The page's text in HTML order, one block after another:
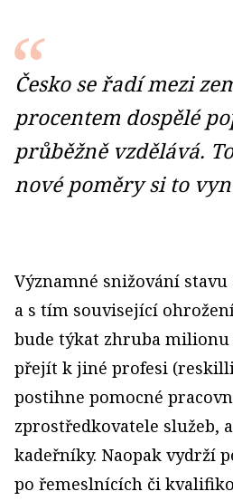
Česko se řadí mezi
procentem dospělé
průběžně vzdělává.
nové poměry si to
Významné snižování stavu
a s tím související
bude týkat zhruba
přejít k jiné profesi
postihne pomocné
zprostředkovatele služeb,
kadeřníky. Naopak vydrží
po řemeslnících či